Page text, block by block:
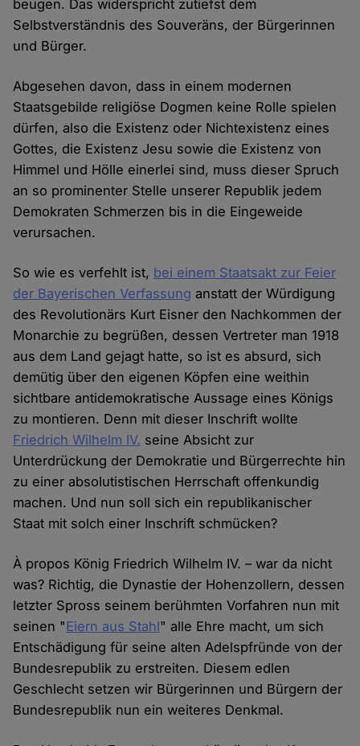
beugen. Das widerspricht zutiefst dem
Selbstverständnis des Souveräns, der Bürgerinnen
und Bürger.
Abgesehen davon, dass in einem modernen
Staatsgebilde religiöse Dogmen keine Rolle spielen
dürfen, also die Existenz oder Nichtexistenz eines
Gottes, die Existenz Jesu sowie die Existenz von
Himmel und Hölle einerlei sind, muss dieser Spruch
an so prominenter Stelle unserer Republik jedem
Demokraten Schmerzen bis in die Eingeweide
verursachen.
So wie es verfehlt ist, bei einem Staatsakt zur Feier
der Bayerischen Verfassung anstatt der Würdigung
des Revolutionärs Kurt Eisner den Nachkommen der
Monarchie zu begrüßen, dessen Vertreter man 1918
aus dem Land gejagt hatte, so ist es absurd, sich
demütig über den eigenen Köpfen eine weithin
sichtbare antidemokratische Aussage eines Königs
zu montieren. Denn mit dieser Inschrift wollte
Friedrich Wilhelm IV. seine Absicht zur
Unterdrückung der Demokratie und Bürgerrechte hin
zu einer absolutistischen Herrschaft offenkundig
machen. Und nun soll sich ein republikanischer
Staat mit solch einer Inschrift schmücken?
À propos König Friedrich Wilhelm IV. – war da nicht
was? Richtig, die Dynastie der Hohenzollern, dessen
letzter Spross seinem berühmten Vorfahren nun mit
seinen "Eiern aus Stahl" alle Ehre macht, um sich
Entschädigung für seine alten Adelspfründe von der
Bundesrepublik zu erstreiten. Diesem edlen
Geschlecht setzen wir Bürgerinnen und Bürgern der
Bundesrepublik nun ein weiteres Denkmal.